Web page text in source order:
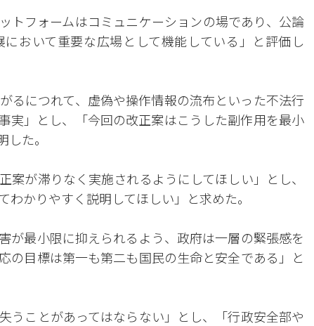
トフォームはコミュニケーションの場であり、公論
おいて重要な広場として機能している」と評価し
るにつれて、虚偽や操作情報の流布といった不法行
実」とし、「今回の改正案はこうした副作用を最小
た。
が滞りなく実施されるようにしてほしい」とし、
わかりやすく説明してほしい」と求めた。
が最小限に抑えられるよう、政府は一層の緊張感を
の目標は第一も第二も国民の生命と安全である」と
うことがあってはならない」とし、「行政安全部や